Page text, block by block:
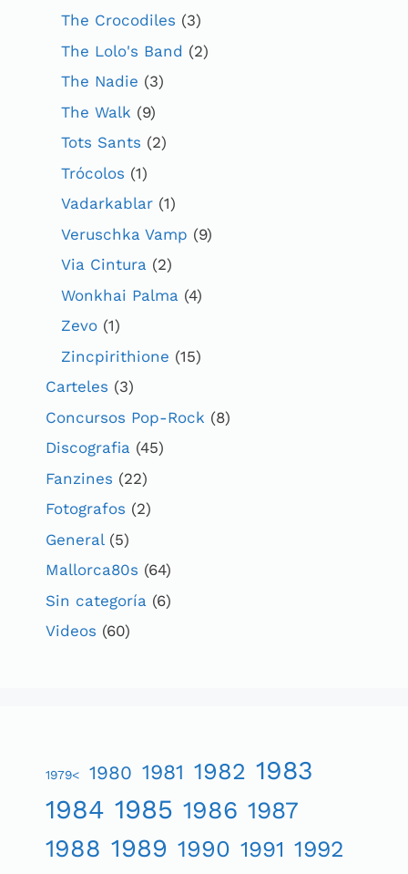
The Crocodiles (3)
The Lolo's Band (2)
The Nadie (3)
The Walk (9)
Tots Sants (2)
Trócolos (1)
Vadarkablar (1)
Veruschka Vamp (9)
Via Cintura (2)
Wonkhai Palma (4)
Zevo (1)
Zincpirithione (15)
Carteles (3)
Concursos Pop-Rock (8)
Discografia (45)
Fanzines (22)
Fotografos (2)
General(5)
Mallorca80s (64)
Sin categoría (6)
Videos (60)
1979< 1980 1981 1982 1983
1984 1985 1986 1987
1988 1989 1990 1991 1992